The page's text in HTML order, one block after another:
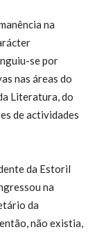
na
se por
nas áreas do
Literatura, do
de actividades
da Estoril
na
da
não existia,